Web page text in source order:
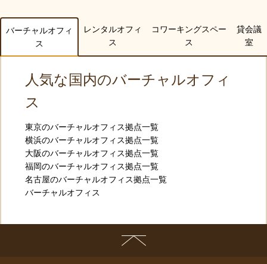
バーチャルオフィ
ス
レンタルオフィ
ス
コワーキングスペー
ス
貸会議
室
人気な国内のバーチャルオフィ
ス
東京のバーチャルオフィス拠点一覧
横浜のバーチャルオフィス拠点一覧
大阪のバーチャルオフィス拠点一覧
福岡のバーチャルオフィス拠点一覧
名古屋のバーチャルオフィス拠点一覧
バーチャルオフィス